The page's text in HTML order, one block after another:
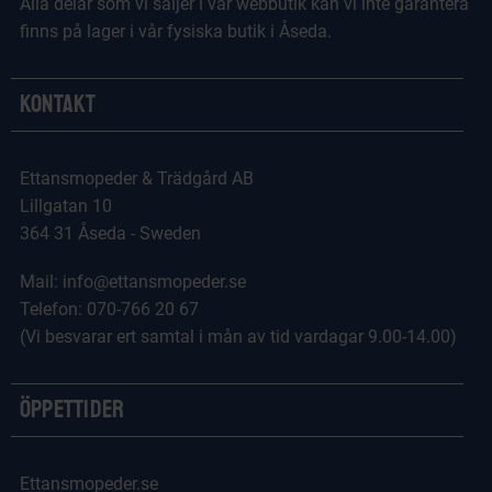
Alla delar som vi säljer i vår webbutik kan vi inte garantera
finns på lager i vår fysiska butik i Åseda.
Kontakt
Ettansmopeder & Trädgård AB
Lillgatan 10
364 31 Åseda - Sweden
Mail: info@ettansmopeder.se
Telefon: 070-766 20 67
(Vi besvarar ert samtal i mån av tid vardagar 9.00-14.00)
Öppettider
Ettansmopeder.se